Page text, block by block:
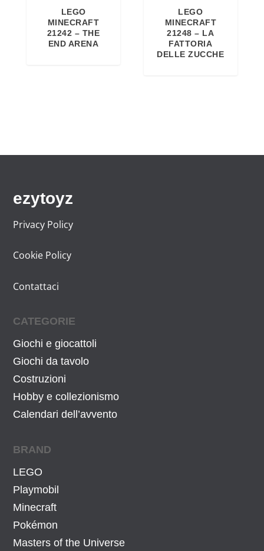
LEGO
MINECRAFT
21242 – THE
END ARENA
LEGO
MINECRAFT
21248 – LA
FATTORIA
DELLE ZUCCHE
ezytoyz
Privacy Policy
Cookie Policy
Contattaci
CATEGORIE
Giochi e giocattoli
Giochi da tavolo
Costruzioni
Hobby e collezionismo
Calendari dell’avvento
BRAND
LEGO
Playmobil
Minecraft
Pokémon
Masters of the Universe